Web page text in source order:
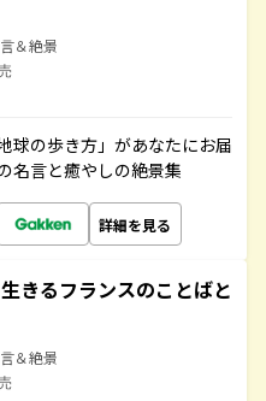
＆絶景
球の歩き方」があなたにお届
名言と癒やしの絶景集
詳細を見る
きるフランスのことばと
＆絶景